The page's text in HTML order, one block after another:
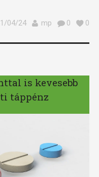
04/24
mp 0 0
is kevesebb
táppénz